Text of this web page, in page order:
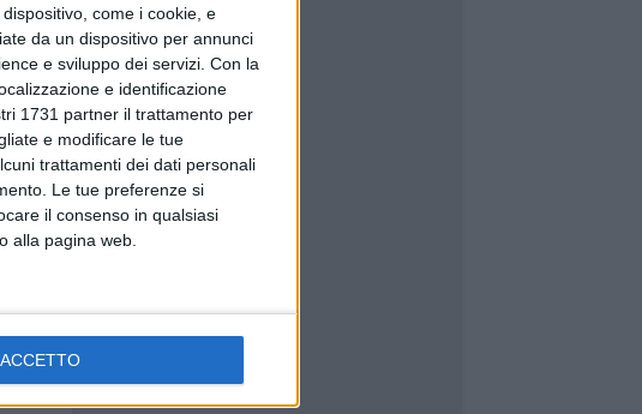
come i cookie, e
da un dispositivo per annunci
e sviluppo dei servizi. Con la
e identificazione
1731 partner il trattamento per
e modificare le tue
trattamenti dei dati personali
Le tue preferenze si
il consenso in qualsiasi
alla pagina web.
ACCETTO